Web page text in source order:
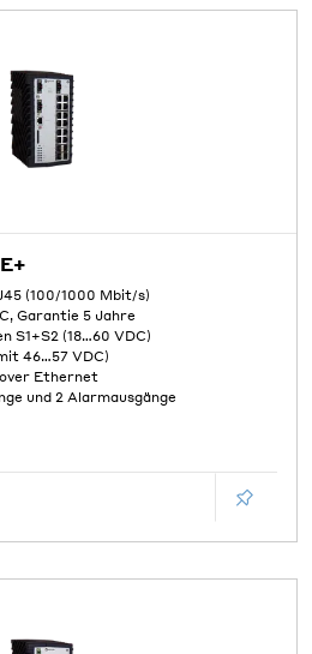
(100/1000 Mbit/s)
Garantie 5 Jahre
S1+S2 (18…60 VDC)
46…57 VDC)
Ethernet
und 2 Alarmausgänge